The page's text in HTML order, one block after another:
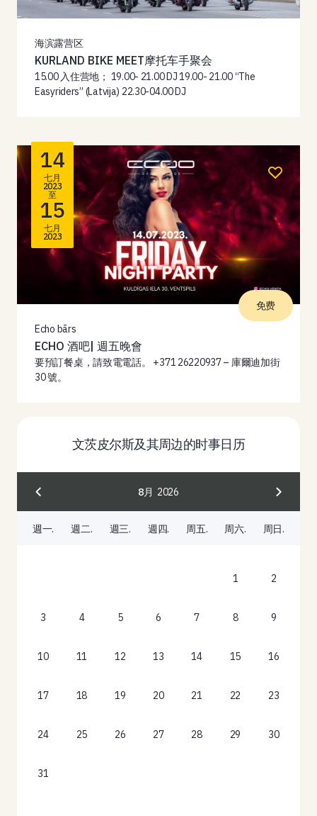
海滨露营区
KURLAND BIKE MEET摩托车手聚会
15.00 入住营地； 19.00- 21.00 DJ 19.00- 21.00 “The
Easyriders” (Latvija) 22.30-04.00 DJ
14
七月
2023
至
15
七月
2023
Echo bārs
ECHO 酒吧| 週五晚會
要預訂餐桌，請致電電話。 +371 26220937 – 庫爾迪加街
30 號。
免费
文茨皮尔斯及其周边的时事日历
8月 2026
週一. 週二. 週三. 週四. 周五. 周六. 周日.
1 2
3 4 5 6 7 8 9
10 11 12 13 14 15 16
17 18 19 20 21 22 23
24 25 26 27 28 29 30
31